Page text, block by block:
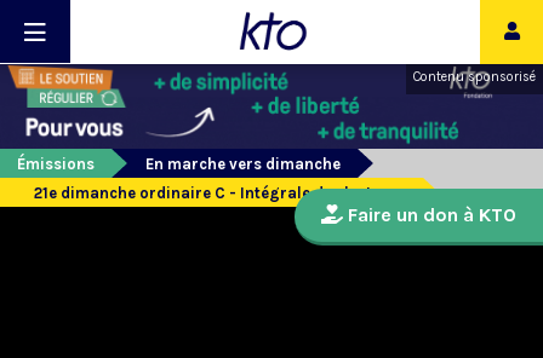
Contenu sponsorisé
Émissions
En marche vers dimanche
21e dimanche ordinaire C - Intégrale des lectures
Faire un don à KTO